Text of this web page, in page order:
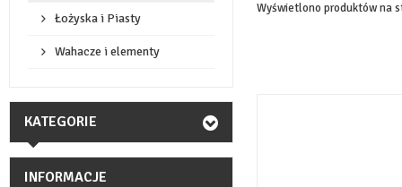
Łożyska i Piasty
Wahacze i elementy
KATEGORIE
INFORMACJE
Wyświetlono produktów na